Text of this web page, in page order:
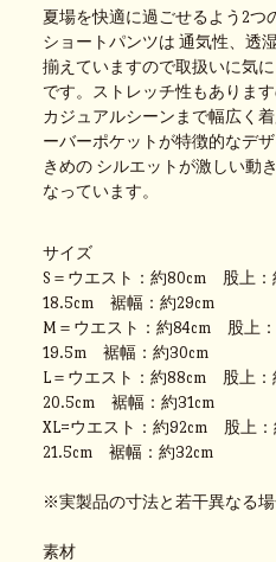
夏場を快適に過ごせるよう2つ
ショートパンツは 通気性、透
揃えていますので取扱いに気
です。ストレッチ性もありま
カジュアルシーンまで幅広く
ーバーポケットが特徴的なデ
きめの シルエットが激しい動
なっています。
サイズ
S＝ウエスト：約80cm 股上
18.5cm 裾幅：約29cm
M＝ウエスト：約84cm 股上
19.5m 裾幅：約30cm
L＝ウエスト：約88cm 股上
20.5cm 裾幅：約31cm
XL=ウエスト：約92cm 股上
21.5cm 裾幅：約32cm
※実製品の寸法と若干異なる場
素材